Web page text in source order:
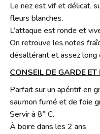
Le nez est vif et délicat,
fleurs blanches.
L’attaque est ronde et
On retrouve les notes
désaltérant et assez long
CONSEIL DE GARDE ET
Parfait sur un apéritif en
saumon fumé et de foie
Servir à 8° C.
À boire dans les 2 ans